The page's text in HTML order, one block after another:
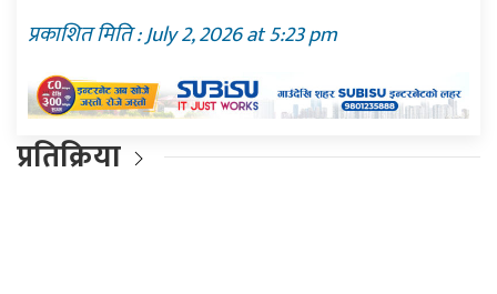
प्रकाशित मिति : July 2, 2026 at 5:23 pm
प्रतिक्रिया